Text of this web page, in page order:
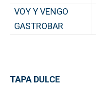
VOY Y VENGO
GASTROBAR
TAPA DULCE